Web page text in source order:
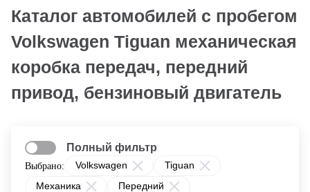
Каталог автомобилей с пробегом
Volkswagen Tiguan механическая
коробка передач, передний
привод, бензиновый двигатель
Выбрано: Volkswagen
Tiguan
Механика
Передний
Полный фильтр